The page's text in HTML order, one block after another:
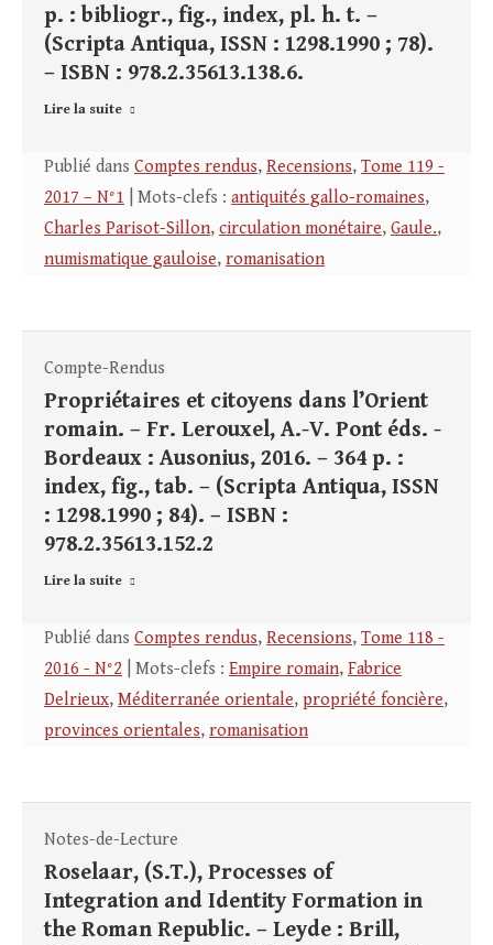
p. : bibliogr., fig., index, pl. h. t. –
(Scripta Antiqua, ISSN : 1298.1990 ; 78).
– ISBN : 978.2.35613.138.6.
Lire la suite
Publié dans Comptes rendus, Recensions, Tome 119 -
2017 – N°1 | Mots-clefs : antiquités gallo-romaines,
Charles Parisot-Sillon, circulation monétaire, Gaule.,
numismatique gauloise, romanisation
Compte-Rendus
Propriétaires et citoyens dans l’Orient
romain. – Fr. Lerouxel, A.-V. Pont éds. -
Bordeaux : Ausonius, 2016. – 364 p. :
index, fig., tab. – (Scripta Antiqua, ISSN
: 1298.1990 ; 84). – ISBN :
978.2.35613.152.2
Lire la suite
Publié dans Comptes rendus, Recensions, Tome 118 -
2016 - N°2 | Mots-clefs : Empire romain, Fabrice
Delrieux, Méditerranée orientale, propriété foncière,
provinces orientales, romanisation
Notes-de-Lecture
Roselaar, (S.T.), Processes of
Integration and Identity Formation in
the Roman Republic. – Leyde : Brill,